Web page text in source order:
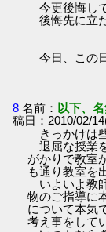
今更後悔し
後悔先に立
今日、この
8 名前： 以下、
稿日：2010/02/
きっかけは
退屈な授業
がかりで教室
も通り教室を
いよいよ教
物のご指導に
について本気
考え事をして